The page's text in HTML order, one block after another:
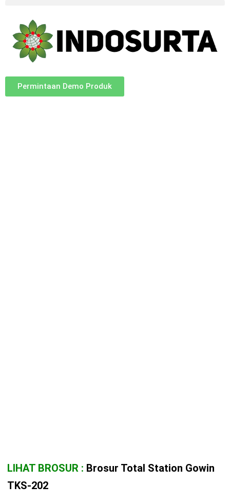
Permintaan Demo Produk
LIHAT BROSUR : Brosur Total Station Gowin
TKS-202